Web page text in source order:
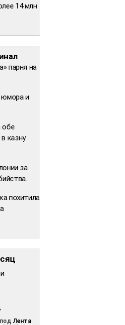
14 млн
парня на
юмора и
обе
казну
за
похитила
под Лента